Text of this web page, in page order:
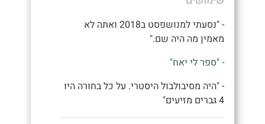
- "נסעתי למנושפסט ב2018 ואתה לא
מאמין מה היה שם."
- "ספר לי יאח"
- "היה מסיבולבול היסטרי. על כל בחורה היו
4 גברים מזיעים"